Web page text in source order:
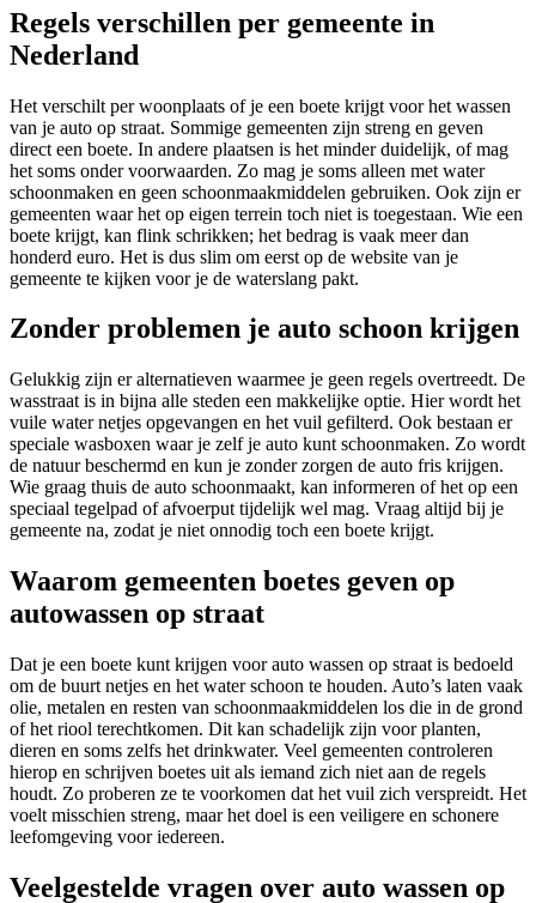
Regels verschillen per gemeente in
Nederland
Het verschilt per woonplaats of je een boete krijgt voor het wassen
van je auto op straat. Sommige gemeenten zijn streng en geven
direct een boete. In andere plaatsen is het minder duidelijk, of mag
het soms onder voorwaarden. Zo mag je soms alleen met water
schoonmaken en geen schoonmaakmiddelen gebruiken. Ook zijn er
gemeenten waar het op eigen terrein toch niet is toegestaan. Wie een
boete krijgt, kan flink schrikken; het bedrag is vaak meer dan
honderd euro. Het is dus slim om eerst op de website van je
gemeente te kijken voor je de waterslang pakt.
Zonder problemen je auto schoon krijgen
Gelukkig zijn er alternatieven waarmee je geen regels overtreedt. De
wasstraat is in bijna alle steden een makkelijke optie. Hier wordt het
vuile water netjes opgevangen en het vuil gefilterd. Ook bestaan er
speciale wasboxen waar je zelf je auto kunt schoonmaken. Zo wordt
de natuur beschermd en kun je zonder zorgen de auto fris krijgen.
Wie graag thuis de auto schoonmaakt, kan informeren of het op een
speciaal tegelpad of afvoerput tijdelijk wel mag. Vraag altijd bij je
gemeente na, zodat je niet onnodig toch een boete krijgt.
Waarom gemeenten boetes geven op
autowassen op straat
Dat je een boete kunt krijgen voor auto wassen op straat is bedoeld
om de buurt netjes en het water schoon te houden. Auto’s laten vaak
olie, metalen en resten van schoonmaakmiddelen los die in de grond
of het riool terechtkomen. Dit kan schadelijk zijn voor planten,
dieren en soms zelfs het drinkwater. Veel gemeenten controleren
hierop en schrijven boetes uit als iemand zich niet aan de regels
houdt. Zo proberen ze te voorkomen dat het vuil zich verspreidt. Het
voelt misschien streng, maar het doel is een veiligere en schonere
leefomgeving voor iedereen.
Veelgestelde vragen over auto wassen op